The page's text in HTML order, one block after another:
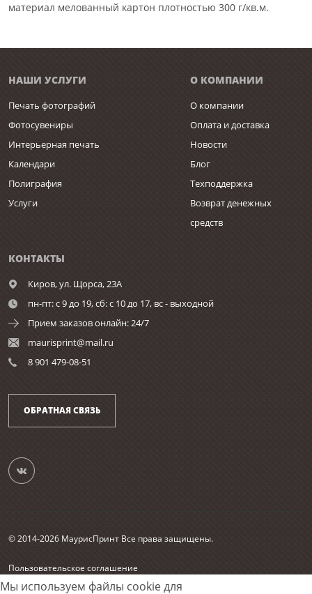
материал мелованный картон плотностью 300 г/кв.м.
Мы используем файлы cookie для
НАШИ УСЛУГИ
Печать фотографий
Фотосувениры
Интерьерная печать
Календари
Полиграфия
Услуги
О КОМПАНИИ
О компании
Оплата и доставка
Новости
Блог
Техподдержка
Возврат денежных
средств
КОНТАКТЫ
Киров,ул. Щорса, 23А
пн-пт: с 9 до 19, сб: с 10 до 17, вс - выходной
Прием заказов онлайн: 24/7
maurisprint@mail.ru
8 901 479-08-51
ОБРАТНАЯ СВЯЗЬ
© 2014-2026 МаурисПринт Все права защищены.
Пользовательское соглашение
Согласие на обработку персональных данных